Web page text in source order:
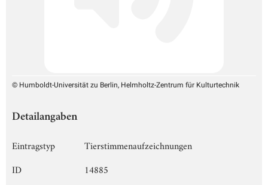
© Humboldt-Universität zu Berlin, Helmholtz-Zentrum für Kulturtechnik
Detailangaben
Eintragstyp
Tierstimmenaufzeichnungen
ID
14885